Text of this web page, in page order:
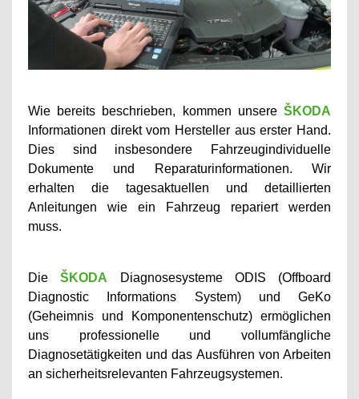
Wie bereits beschrieben, kommen unsere ŠKODA
Informationen direkt vom Hersteller aus erster Hand.
Dies sind insbesondere Fahrzeugindividuelle
Dokumente und Reparaturinformationen. Wir
erhalten die tagesaktuellen und detaillierten
Anleitungen wie ein Fahrzeug repariert werden
muss.
Die ŠKODA
Diagnosesysteme ODIS (Offboard
Diagnostic Informations System) und GeKo
(Geheimnis und Komponentenschutz) ermöglichen
uns professionelle und vollumfängliche
Diagnosetätigkeiten und das Ausführen von Arbeiten
an sicherheitsrelevanten Fahrzeugsystemen.